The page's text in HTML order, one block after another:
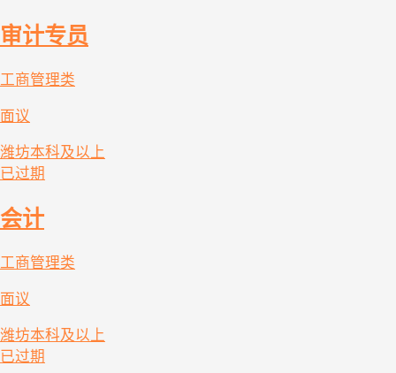
审计专员
工商管理类
面议
潍坊本科及以上
已过期
会计
工商管理类
面议
潍坊本科及以上
已过期